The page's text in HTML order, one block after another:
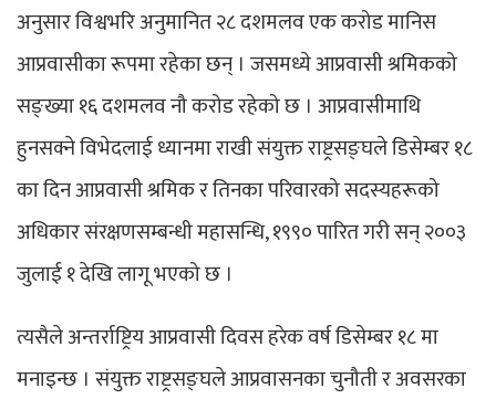
अनुसार विश्वभरि अनुमानित २८ दशमलव एक करोड मानिस
आप्रवासीका रूपमा रहेका छन् । जसमध्ये आप्रवासी श्रमिकको
सङ्ख्या १६ दशमलव नौ करोड रहेको छ । आप्रवासीमाथि
हुनसक्ने विभेदलाई ध्यानमा राखी संयुक्त राष्ट्रसङ्घले डिसेम्बर १८
का दिन आप्रवासी श्रमिक र तिनका परिवारको सदस्यहरूको
अधिकार संरक्षणसम्बन्धी महासन्धि, १९९० पारित गरी सन् २००३
जुलाई १ देखि लागू भएको छ ।
त्यसैले अन्तर्राष्ट्रिय आप्रवासी दिवस हरेक वर्ष डिसेम्बर १८ मा
मनाइन्छ । संयुक्त राष्ट्रसङ्घले आप्रवासनका चुनौती र अवसरका